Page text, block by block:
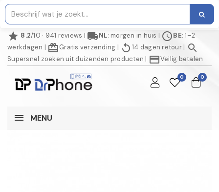
star 8.2/10 · 941 reviews | local_shippingNL: morgen in huis | scheduleBE: 1–2
werkdagen | redeemGratis verzending | replay 14 dagen retour| search
Supersnel zoeken uit duizenden producten | credit_cardVeilig betalen
0 0
MENU